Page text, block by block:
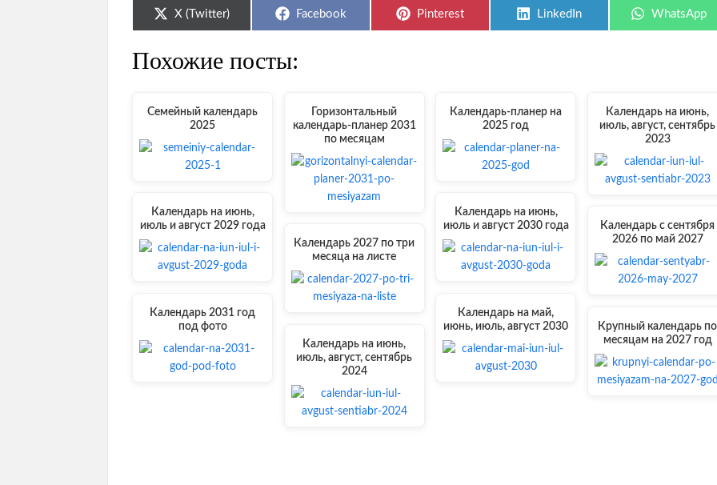
Share
X (Twitter)
Share
Facebook
Share
Pinterest
Share
LinkedIn
Share
WhatsApp
Похожие посты:
Семейный календарь
2025
Календарь на июнь,
июль и август 2029 года
Календарь 2031 год
под фото
Горизонтальный
календарь-планер 2031
по месяцам
Календарь 2027 по три
месяца на листе
Календарь на июнь,
июль, август, сентябрь
2024
Календарь-планер на
2025 год
Календарь на июнь,
июль и август 2030 года
Календарь на май,
июнь, июль, август 2030
Календарь на июнь,
июль, август, сентябрь
2023
Календарь с сентября
2026 по май 2027
Крупный календарь по
месяцам на 2027 год